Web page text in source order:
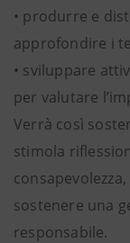
• produrre e
approfondire i
• sviluppare
per valutare
Verrà così
stimola
sostenere una
responsabile.